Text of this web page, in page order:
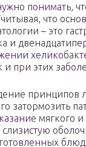
понимать,
что
– это
и
и при этих
принципов
затормозить
мягкого